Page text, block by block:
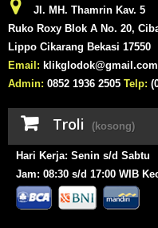
Jl. MH. Thamrin Kav. 5
Ruko Roxy Blok A No. 20,
Lippo Cikarang Bekasi 17550
Email: klikglodok@gmail.com
Admin: 0852 1936 2505 Telp:
Troli (kosong)
Hari Kerja: Senin s/d Sabtu
Jam: 08:30 s/d 17:00 WIB